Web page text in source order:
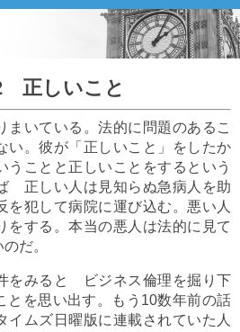
正しいこと
まいている。法的に問題のあるこ
い。彼が「正しいこと」をしたか
うことと正しいことをするという
正しい人は見知らぬ急病人を助
を犯して病院に運び込む。悪い人
をする。本当の悪人は法的に見て
だ。
をみると ビジネス倫理を掘り下
とを思い出す。もう10数年前の話
ムズ日曜版に連載されていた人